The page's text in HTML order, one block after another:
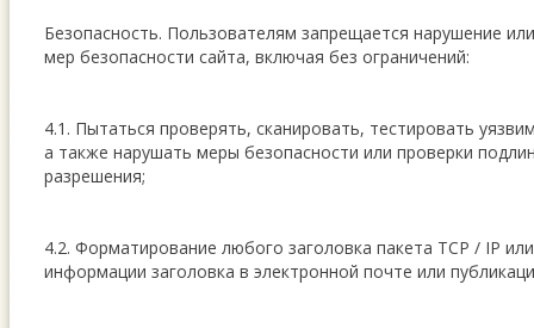
Безопасность. Пользователям запрещается нарушение
мер безопасности сайта, включая без ограничений:
4.1. Пытаться проверять, сканировать, тестировать
а также нарушать меры безопасности или проверки
разрешения;
4.2. Форматирование любого заголовка пакета TCP / IP
информации заголовка в электронной почте или